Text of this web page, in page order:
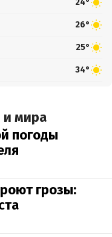
24°
26°
25°
34°
и мира
погоды
грозы: